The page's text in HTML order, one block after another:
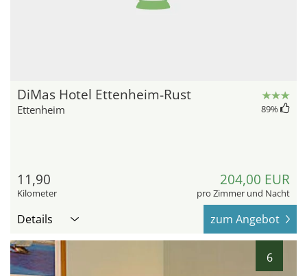
DiMas Hotel Ettenheim-Rust
Ettenheim 89%
11,90
Kilometer
204,00 EUR
pro Zimmer und Nacht
Details zum Angebot
6